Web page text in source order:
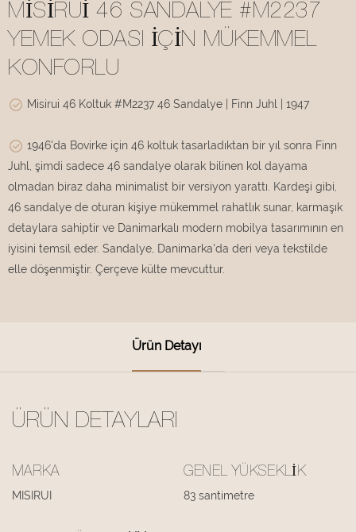
MISIRUI 46 SANDALYE #M2237
YEMEK ODASI İÇIN MÜKEMMEL
KONFORLU
Misirui 46 Koltuk #M2237 46 Sandalye | Finn Juhl | 1947
1946'da Bovirke için 46 koltuk tasarladıktan bir yıl sonra Finn
Juhl, şimdi sadece 46 sandalye olarak bilinen kol dayama
olmadan biraz daha minimalist bir versiyon yarattı. Kardeşi gibi,
46 sandalye de oturan kişiye mükemmel rahatlık sunar, karmaşık
detaylara sahiptir ve Danimarkalı modern mobilya tasarımının en
iyisini temsil eder. Sandalye, Danimarka'da deri veya tekstilde
elle döşenmiştir. Çerçeve külte mevcuttur.
Ürün Detayı
ÜRÜN DETAYLARI
MARKA
MISIRUI
GENEL YÜKSEKLIK
83 santimetre